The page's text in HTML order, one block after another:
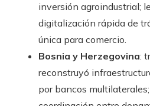
inversión agroindustrial;
digitalización rápida de
única para comercio.
Bosnia y Herzegovina:
reconstruyó
por bancos